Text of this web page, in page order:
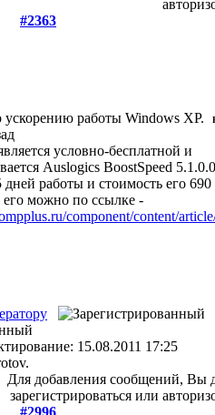
#2363
работы Windows XP.
условно-бесплатной и
Auslogics BoostSpeed
работы и стоимость его 690
его можно по ссылке -
component/content/
15.08.2011 17:25
Для добавления сообщений, Вы
зарегистрироваться или
#2996